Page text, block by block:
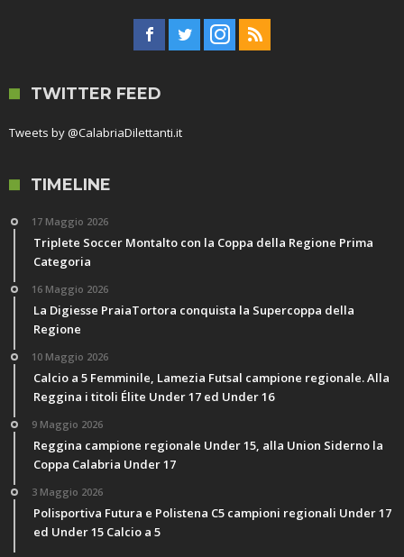
TWITTER FEED
Tweets by @CalabriaDilettanti.it
TIMELINE
17 Maggio 2026
Triplete Soccer Montalto con la Coppa della Regione Prima
Categoria
16 Maggio 2026
La Digiesse PraiaTortora conquista la Supercoppa della
Regione
10 Maggio 2026
Calcio a 5 Femminile, Lamezia Futsal campione regionale. Alla
Reggina i titoli Élite Under 17 ed Under 16
9 Maggio 2026
Reggina campione regionale Under 15, alla Union Siderno la
Coppa Calabria Under 17
3 Maggio 2026
Polisportiva Futura e Polistena C5 campioni regionali Under 17
ed Under 15 Calcio a 5